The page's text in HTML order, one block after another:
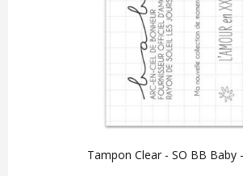
Tampon Clear - SO BB Baby